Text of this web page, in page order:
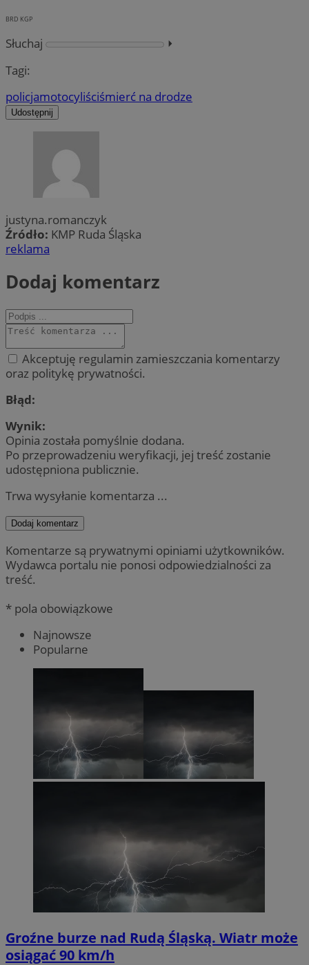
BRD KGP
Słuchaj
⏵︎
Tagi:
policjamotocyliściśmierć na drodze
Udostępnij
justyna.romanczyk
Źródło: KMP Ruda Śląska
reklama
Dodaj komentarz
Akceptuję regulamin zamieszczania komentarzy
oraz politykę prywatności.
Błąd:
Wynik:
Opinia została pomyślnie dodana.
Po przeprowadzeniu weryfikacji, jej treść zostanie
udostępniona publicznie.
Trwa wysyłanie komentarza ...
Dodaj komentarz
Komentarze są prywatnymi opiniami użytkowników.
Wydawca portalu nie ponosi odpowiedzialności za
treść.
* pola obowiązkowe
Najnowsze
Popularne
Groźne burze nad Rudą Śląską. Wiatr może
osiągać 90 km/h